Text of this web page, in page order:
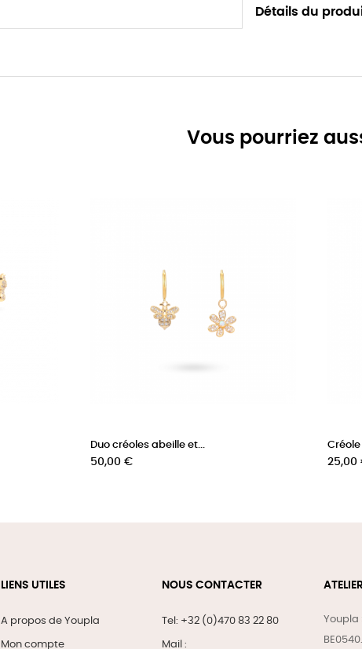
Détails du
Vous pourriez
Duo créoles abeille et...
Prix
50,00 € Prix
25,00
LIENS UTILES
A propos de Youpla
Mon compte
NOUS CONTACTER
Tel: +32 (0)470 83 22 80
Mail :
Youpla